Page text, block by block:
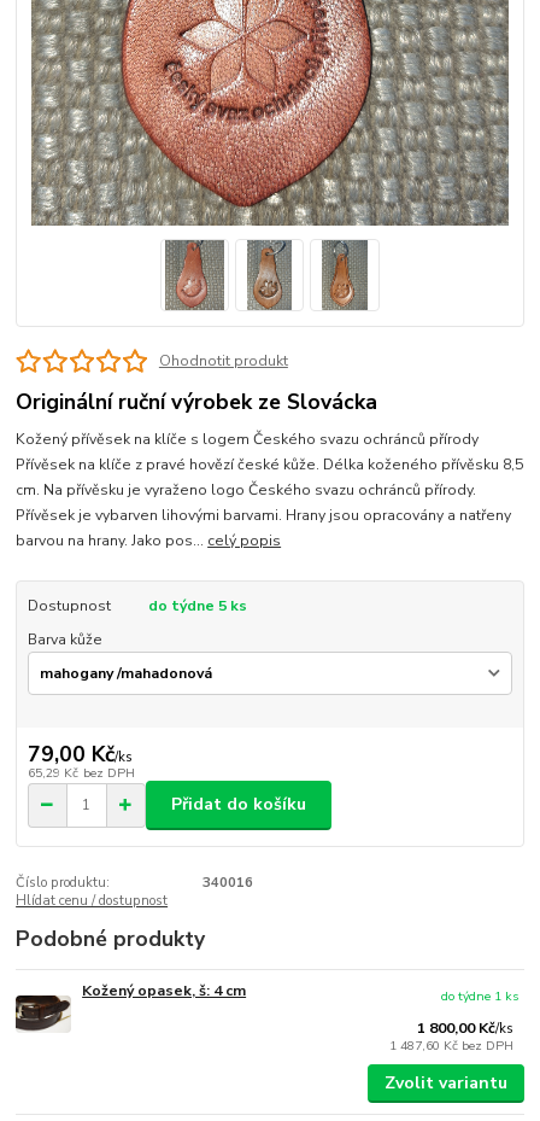
Ohodnotit produkt
Originální ruční výrobek ze Slovácka
Kožený přívěsek na klíče s logem Českého svazu ochránců přírody
Přívěsek na klíče z pravé hovězí české kůže. Délka koženého přívěsku 8,5
cm. Na přívěsku je vyraženo logo Českého svazu ochránců přírody.
Přívěsek je vybarven lihovými barvami. Hrany jsou opracovány a natřeny
barvou na hrany. Jako pos... celý popis
Dostupnost
do týdne 5 ks
Barva kůže
79,00 Kč/ks
65,29 Kč bez DPH
Přidat do košíku
Číslo produktu:
340016
Hlídat cenu / dostupnost
Podobné produkty
Kožený opasek, š: 4 cm
1 800,00 Kč/ks
1 487,60 Kč bez DPH
do týdne 1 ks
Zvolit variantu